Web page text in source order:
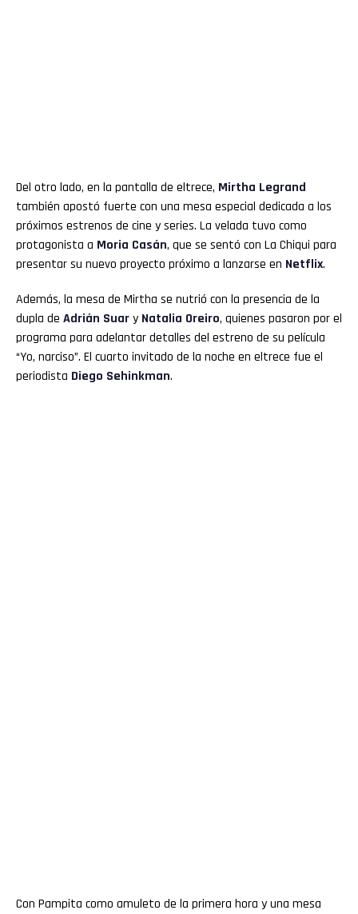
Del otro lado, en la pantalla de eltrece, Mirtha Legrand
también apostó fuerte con una mesa especial dedicada a los
próximos estrenos de cine y series. La velada tuvo como
protagonista a Moria Casán, que se sentó con La Chiqui para
presentar su nuevo proyecto próximo a lanzarse en Netflix.
Además, la mesa de Mirtha se nutrió con la presencia de la
dupla de Adrián Suary Natalia Oreiro, quienes pasaron por el
programa para adelantar detalles del estreno de su película
“Yo, narciso”. El cuarto invitado de la noche en eltrece fue el
periodista Diego Sehinkman.
Con Pampita como amuleto de la primera hora y una mesa